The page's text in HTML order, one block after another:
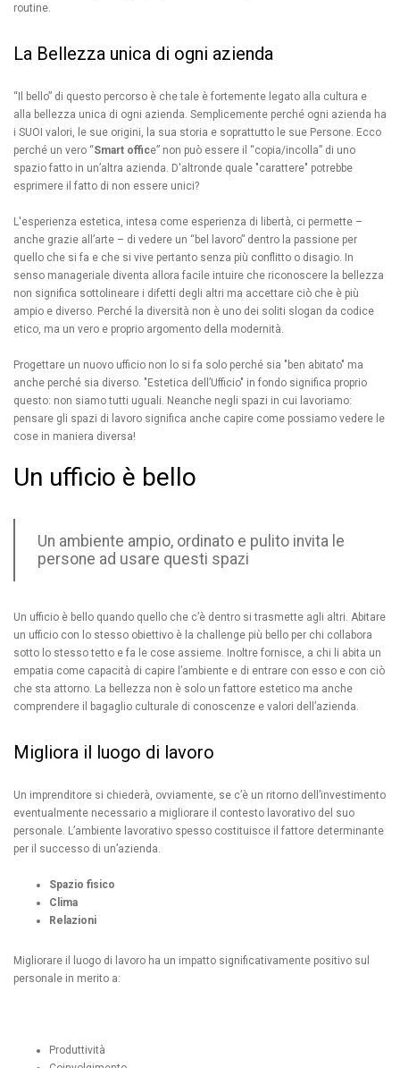
routine.
La Bellezza unica di ogni azienda
“Il bello” di questo percorso è che tale è fortemente legato alla cultura e
alla bellezza unica di ogni azienda. Semplicemente perché ogni azienda ha
i SUOI valori, le sue origini, la sua storia e soprattutto le sue Persone. Ecco
perché un vero “Smart office” non può essere il “copia/incolla” di uno
spazio fatto in un’altra azienda. D'altronde quale "carattere" potrebbe
esprimere il fatto di non essere unici?
L'esperienza estetica, intesa come esperienza di libertà, ci permette –
anche grazie all’arte – di vedere un “bel lavoro” dentro la passione per
quello che si fa e che si vive pertanto senza più conflitto o disagio. In
senso manageriale diventa allora facile intuire che riconoscere la bellezza
non significa sottolineare i difetti degli altri ma accettare ciò che è più
ampio e diverso. Perché la diversità non è uno dei soliti slogan da codice
etico, ma un vero e proprio argomento della modernità.
Progettare un nuovo ufficio non lo si fa solo perché sia "ben abitato" ma
anche perché sia diverso. "Estetica dell’Ufficio" in fondo significa proprio
questo: non siamo tutti uguali. Neanche negli spazi in cui lavoriamo:
pensare gli spazi di lavoro significa anche capire come possiamo vedere le
cose in maniera diversa!
Un ufficio è bello
Un ambiente ampio, ordinato e pulito invita le
persone ad usare questi spazi
Un ufficio è bello quando quello che c’è dentro si trasmette agli altri. Abitare
un ufficio con lo stesso obiettivo è la challenge più bello per chi collabora
sotto lo stesso tetto e fa le cose assieme. Inoltre fornisce, a chi li abita un
empatia come capacità di capire l’ambiente e di entrare con esso e con ciò
che sta attorno. La bellezza non è solo un fattore estetico ma anche
comprendere il bagaglio culturale di conoscenze e valori dell’azienda.
Migliora il luogo di lavoro
Un imprenditore si chiederà, ovviamente, se c’è un ritorno dell’investimento
eventualmente necessario a migliorare il contesto lavorativo del suo
personale. L’ambiente lavorativo spesso costituisce il fattore determinante
per il successo di un’azienda.
Spazio fisico
Clima
Relazioni
Migliorare il luogo di lavoro ha un impatto significativamente positivo sul
personale in merito a:
Produttività